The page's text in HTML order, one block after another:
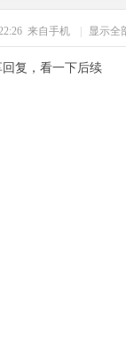
来自手机 显示全
复，看一下后续